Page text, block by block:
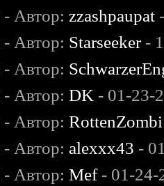
- Автор: zzashpaupat
- Автор: Starseeker-
- Автор:
- Автор:DK - 01-23-
- Автор:RottenZombi
- Автор: alexxx43 -
- Автор:Mef- 01-24-